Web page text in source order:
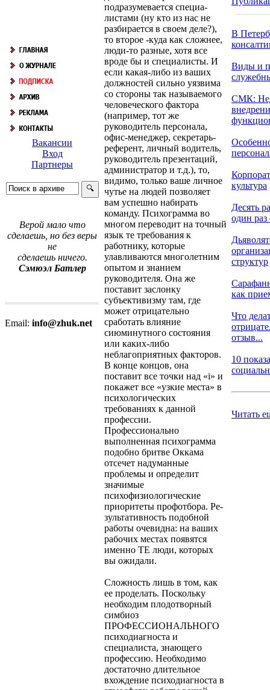
Вакансии
Вход
Партнеры
Верой мало что
сделаешь, но без веры
не
сделаешь ничего.
Сэмюэл Батлер
Email: info@zhuk.net
подразумевается специа­
листами (ну кто из нас не
разбирается в своем деле?),
то второе -куда как сложнее,
люди-то разные, хотя все
вроде бы и специали­сты. И
если какая-либо из ваших
должностей сильно уязвима
со стороны так называемого
человеческого фактора
(например, тот же
руководитель персонала,
офис-менеджер, секретарь-
референт, личный водитель,
руководитель презентаций,
администратор и т.д.), то,
видимо, только ваше личное
чутье на людей позволяет
вам успешно набирать
команду. Психограмма во
многом переводит на точный
язык те требования к
работнику, которые
улавливаются многолетним
опытом и знанием
руководителя. Она же
поставит заслонку
субъективизму там, где
может отрицательно
сработать влияние
сиюминутного состояния
или каких-либо
неблагоприят­ных факторов.
В конце концов, она
поставит все точки над «i» и
покажет все «узкие места» в
психологических
требованиях к дан­ной
профессии.
Профессионально
выполненная психограмма
по­добно бритве Оккама
отсечет надуманные
проблемы и определит
значимые
психофизиологические
приоритеты профотбора. Ре­
зультативность подобной
работы очевидна: на ваших
рабочих мес­тах появятся
именно ТЕ люди, которых
вы ожидали.
Сложность лишь в том, как
ее проделать. Поскольку
необхо­дим плодотворный
симбиоз
ПРОФЕССИОНАЛЬНОГО
психодиаг­носта и
специалиста, знающего
профессию. Необходимо
достаточ­но длительное
вхождение психодиагноста в
В
Виды и
СМК:
культура
Десять
один раз
структур
как
Что
отзыв...
10
Читать